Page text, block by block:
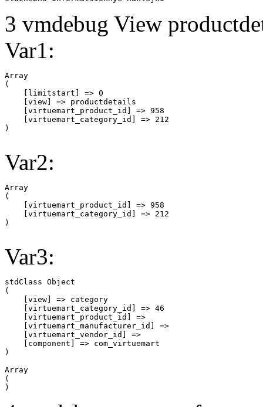
3 vmdebug View
Var1:
Array
(
    [limitstart] => 0
    [view] => productdetails
    [virtuemart_product_id] => 958
    [virtuemart_category_id] => 212
Var2:
Array
(
    [virtuemart_product_id] => 958
    [virtuemart_category_id] => 212
Var3:
stdClass Object
(
    [view] => category
    [virtuemart_category_id] => 46
    [virtuemart_product_id] =>
    [virtuemart_manufacturer_id] =>
    [virtuemart_vendor_id] =>
    [component] => com_virtuemart
Array
(